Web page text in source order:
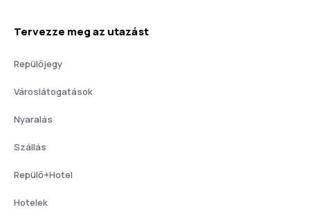
Tervezze meg az utazást
Repülőjegy
Városlátogatások
Nyaralás
Szállás
Repülő+Hotel
Hotelek